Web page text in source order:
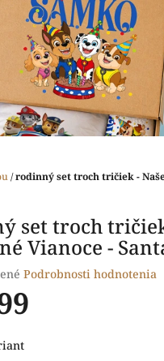
/rodinný set troch tričiek -
set troch
Vianoce -
Podrobnosti hodnotenia